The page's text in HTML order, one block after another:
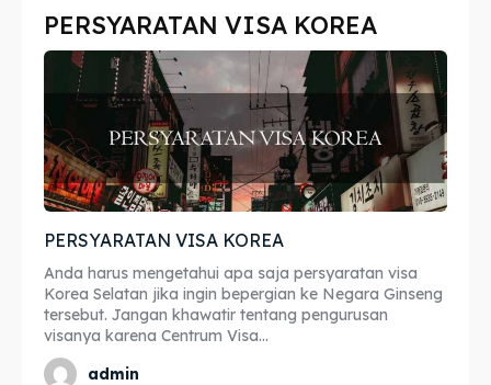
Imta
Legalisir
Apostille
Penerjemah
Asuransi
Blog
Imta
Legalisir
Apostille
Penerjemah
Asuransi
Blog
PERSYARATAN VISA KOREA
PERSYARATAN VISA KOREA
Anda harus mengetahui apa saja persyaratan visa
Korea Selatan jika ingin bepergian ke Negara Ginseng
tersebut. Jangan khawatir tentang pengurusan
visanya karena Centrum Visa...
admin